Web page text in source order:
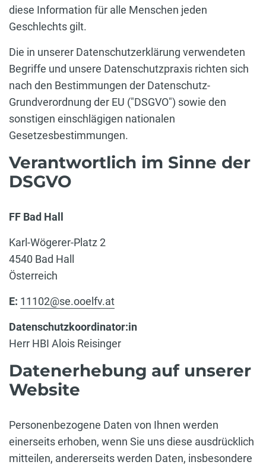
diese Information für alle Menschen jeden
Geschlechts gilt.
Die in unserer Datenschutzerklärung verwendeten
Begriffe und unsere Datenschutzpraxis richten sich
nach den Bestimmungen der Datenschutz-
Grundverordnung der EU ("DSGVO") sowie den
sonstigen einschlägigen nationalen
Gesetzesbestimmungen.
Verantwortlich im Sinne der
DSGVO
FF Bad Hall
Karl-Wögerer-Platz 2
4540 Bad Hall
Österreich
E: 11102@se.ooelfv.at
Datenschutzkoordinator:in
Herr HBI Alois Reisinger
Datenerhebung auf unserer
Website
Personenbezogene Daten von Ihnen werden
einerseits erhoben, wenn Sie uns diese ausdrücklich
mitteilen, andererseits werden Daten, insbesondere